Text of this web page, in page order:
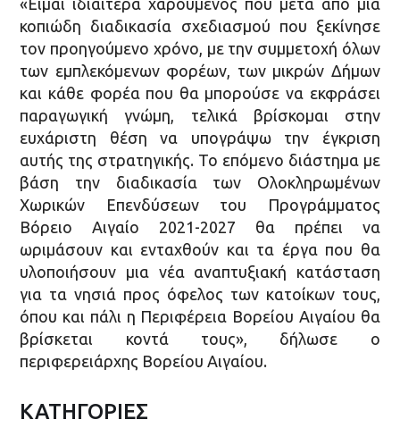
κοπιώδη διαδικασία σχεδιασμού που ξεκίνησε
τον προηγούμενο χρόνο, με την συμμετοχή όλων
των εμπλεκόμενων φορέων, των μικρών Δήμων
και κάθε φορέα που θα μπορούσε να εκφράσει
παραγωγική γνώμη, τελικά βρίσκομαι στην
ευχάριστη θέση να υπογράψω την έγκριση
αυτής της στρατηγικής. Το επόμενο διάστημα με
βάση την διαδικασία των Ολοκληρωμένων
Χωρικών Επενδύσεων του Προγράμματος
Βόρειο Αιγαίο 2021-2027 θα πρέπει να
ωριμάσουν και ενταχθούν και τα έργα που θα
υλοποιήσουν μια νέα αναπτυξιακή κατάσταση
για τα νησιά προς όφελος των κατοίκων τους,
όπου και πάλι η Περιφέρεια Βορείου Αιγαίου θα
βρίσκεται κοντά τους», δήλωσε ο
περιφερειάρχης Βορείου Αιγαίου.
ΚΑΤΗΓΟΡΙΕΣ